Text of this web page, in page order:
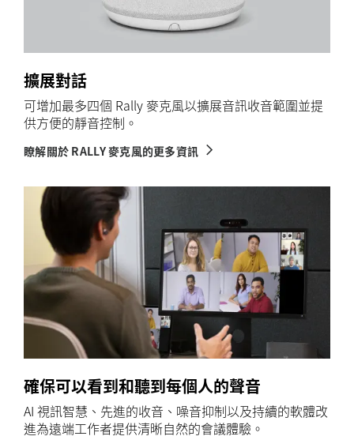
擴展對話
可增加最多四個 Rally 麥克風以擴展音訊收音範圍並提
供方便的靜音控制。
瞭解關於 RALLY 麥克風的更多資訊
確保可以看到和聽到每個人的聲音
AI 視訊智慧、先進的收音、噪音抑制以及持續的軟體改
進為遠端工作者提供清晰自然的會議體驗。